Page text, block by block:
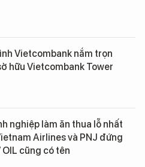
Vietcombank nắm trọn
hữu Vietcombank Tower
nghiệp làm ăn thua lỗ nhất
Airlines và PNJ đứng
OIL cũng có tên